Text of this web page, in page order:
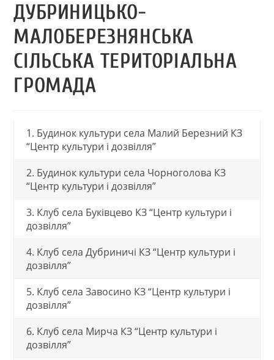
ДУБРИНИЦЬКО-
МАЛОБЕРЕЗНЯНСЬКА
СІЛЬСЬКА ТЕРИТОРІАЛЬНА
ГРОМАДА
1. Будинок культури села Малий Березний КЗ
“Центр культури і дозвілля”
2. Будинок культури села Чорноголова КЗ
“Центр культури і дозвілля”
3. Клуб села Буківцево КЗ “Центр культури і
дозвілля”
4. Клуб села Дубриничі КЗ “Центр культури і
дозвілля”
5. Клуб села Завосино КЗ “Центр культури і
дозвілля”
6. Клуб села Мирча КЗ “Центр культури і
дозвілля”